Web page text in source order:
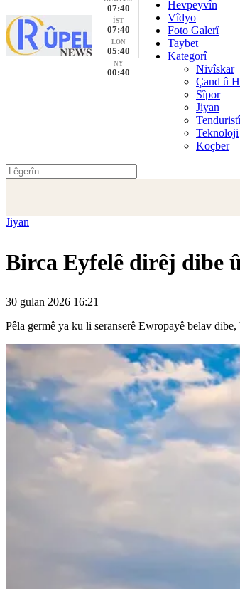
07:40
İST
07:40
LON
05:40
NY
00:40
Hevpeyvîn
Vîdyo
Foto Galerî
Taybet
Kategorî
Nivîskar
Çand û
Sîpor
Jiyan
Tenduristî
Teknoloji
Koçber
Jiyan
Birca Eyfelê dirêj dibe
30 gulan 2026 16:21
Pêla germê ya ku li seranserê Ewropayê belav